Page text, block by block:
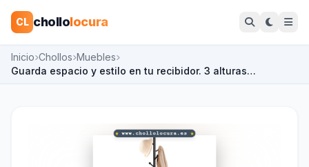
CL chollolocura
Inicio Chollos Muebles
Guarda espacio y estilo en tu recibidor. 3 alturas…